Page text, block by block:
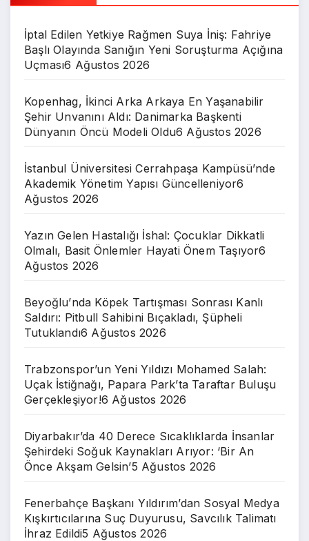
İptal Edilen Yetkiye Rağmen Suya İniş: Fahriye
Başlı Olayında Sanığın Yeni Soruşturma Açığına
Uçması6 Ağustos 2026
Kopenhag, İkinci Arka Arkaya En Yaşanabilir
Şehir Unvanını Aldı: Danimarka Başkenti
Dünyanın Öncü Modeli Oldu6 Ağustos 2026
İstanbul Üniversitesi Cerrahpaşa Kampüsü’nde
Akademik Yönetim Yapısı Güncelleniyor6
Ağustos 2026
Yazın Gelen Hastalığı İshal: Çocuklar Dikkatli
Olmalı, Basit Önlemler Hayati Önem Taşıyor6
Ağustos 2026
Beyoğlu’nda Köpek Tartışması Sonrası Kanlı
Saldırı: Pitbull Sahibini Bıçakladı, Şüpheli
Tutuklandı6 Ağustos 2026
Trabzonspor’un Yeni Yıldızı Mohamed Salah:
Uçak İstiğnağı, Papara Park’ta Taraftar Buluşu
Gerçekleşiyor!6 Ağustos 2026
Diyarbakır’da 40 Derece Sıcaklıklarda İnsanlar
Şehirdeki Soğuk Kaynakları Arıyor: ‘Bir An
Önce Akşam Gelsin’5 Ağustos 2026
Fenerbahçe Başkanı Yıldırım’dan Sosyal Medya
Kışkırtıcılarına Suç Duyurusu, Savcılık Talimatı
İhraz Edildi5 Ağustos 2026